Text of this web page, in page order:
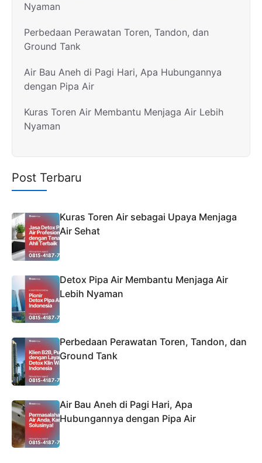
Nyaman
Perbedaan Perawatan Toren, Tandon, dan
Ground Tank
Air Bau Aneh di Pagi Hari, Apa Hubungannya
dengan Pipa Air
Kuras Toren Air Membantu Menjaga Air Lebih
Nyaman
Post Terbaru
Kuras Toren Air sebagai Upaya Menjaga
Air Sehat
Detox Pipa Air Membantu Menjaga Air
Lebih Nyaman
Perbedaan Perawatan Toren, Tandon, dan
Ground Tank
Air Bau Aneh di Pagi Hari, Apa
Hubungannya dengan Pipa Air